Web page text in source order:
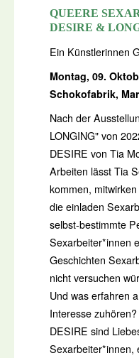
QUEERE
DESIRE &
Ein Künstlerinnen
Montag, 09.
Schokofabrik,
Nach der
LONGING" von
DESIRE von Tia
Arbeiten lässt Tia
kommen,
die einladen
selbst-bestimmte
Sexarbeiter*innen
Geschichten
nicht versuchen
Und was erfahren
Interesse
DESIRE sind
Sexarbeiter*innen,